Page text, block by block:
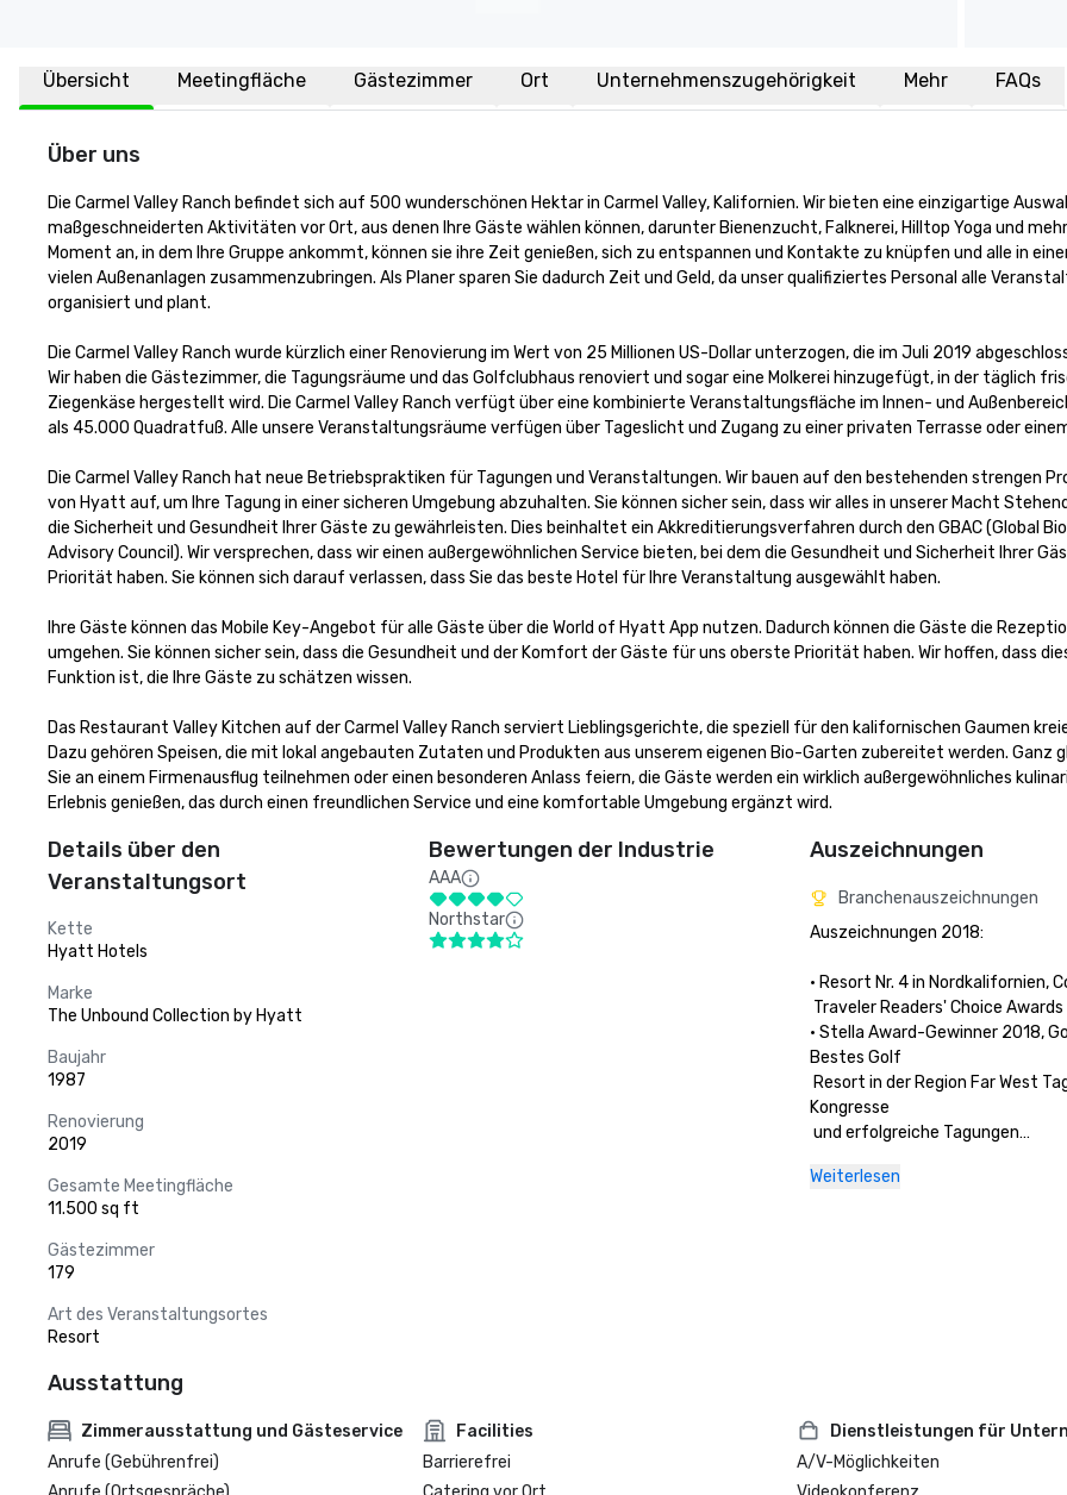
Übersicht Meetingfläche Gästezimmer Ort Unternehmenszugehörigkeit Mehr FAQs
Über uns
Die Carmel Valley Ranch befindet sich auf 500 wunderschönen Hektar in Carmel Valley, Kalifornien. Wir bieten eine einzigartige
maßgeschneiderten Aktivitäten vor Ort, aus denen Ihre Gäste wählen können, darunter Bienenzucht, Falknerei, Hilltop Yoga und
Moment an, in dem Ihre Gruppe ankommt, können sie ihre Zeit genießen, sich zu entspannen und Kontakte zu knüpfen und alle in
vielen Außenanlagen zusammenzubringen. Als Planer sparen Sie dadurch Zeit und Geld, da unser qualifiziertes Personal alle
organisiert und plant.
Die Carmel Valley Ranch wurde kürzlich einer Renovierung im Wert von 25 Millionen US-Dollar unterzogen, die im Juli 2019
Wir haben die Gästezimmer, die Tagungsräume und das Golfclubhaus renoviert und sogar eine Molkerei hinzugefügt, in der täglich
Ziegenkäse hergestellt wird. Die Carmel Valley Ranch verfügt über eine kombinierte Veranstaltungsfläche im Innen- und
als 45.000 Quadratfuß. Alle unsere Veranstaltungsräume verfügen über Tageslicht und Zugang zu einer privaten Terrasse oder
Die Carmel Valley Ranch hat neue Betriebspraktiken für Tagungen und Veranstaltungen. Wir bauen auf den bestehenden strengen
von Hyatt auf, um Ihre Tagung in einer sicheren Umgebung abzuhalten. Sie können sicher sein, dass wir alles in unserer Macht
die Sicherheit und Gesundheit Ihrer Gäste zu gewährleisten. Dies beinhaltet ein Akkreditierungsverfahren durch den GBAC (Global
Advisory Council). Wir versprechen, dass wir einen außergewöhnlichen Service bieten, bei dem die Gesundheit und Sicherheit Ihrer
Priorität haben. Sie können sich darauf verlassen, dass Sie das beste Hotel für Ihre Veranstaltung ausgewählt haben.
Ihre Gäste können das Mobile Key-Angebot für alle Gäste über die World of Hyatt App nutzen. Dadurch können die Gäste die
umgehen. Sie können sicher sein, dass die Gesundheit und der Komfort der Gäste für uns oberste Priorität haben. Wir hoffen, dass
Funktion ist, die Ihre Gäste zu schätzen wissen.
Das Restaurant Valley Kitchen auf der Carmel Valley Ranch serviert Lieblingsgerichte, die speziell für den kalifornischen Gaumen
Dazu gehören Speisen, die mit lokal angebauten Zutaten und Produkten aus unserem eigenen Bio-Garten zubereitet werden. Ganz
Sie an einem Firmenausflug teilnehmen oder einen besonderen Anlass feiern, die Gäste werden ein wirklich außergewöhnliches
Erlebnis genießen, das durch einen freundlichen Service und eine komfortable Umgebung ergänzt wird.
Details über den
Veranstaltungsort
Kette
Hyatt Hotels
Marke
The Unbound Collection by Hyatt
Baujahr
1987
Renovierung
2019
Gesamte Meetingfläche
11.500 sq ft
Gästezimmer
179
Art des Veranstaltungsortes
Resort
Bewertungen der Industrie
AAA
Northstar
Auszeichnungen
Branchenauszeichnungen
Auszeichnungen 2018:
• Resort Nr. 4 in Nordkalifornien,
Traveler Readers' Choice
• Stella Award-Gewinner 2018,
Bestes Golf
Resort in der Region Far West
Kongresse
und erfolgreiche Tagungen
Beste
Weiterlesen
Ausstattung
Zimmerausstattung und Gästeservice
Anrufe (Gebührenfrei)
Facilities
Barrierefrei
Dienstleistungen für
A/V-Möglichkeiten